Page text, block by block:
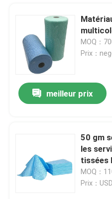
MOQ：
Prix：
meilleur prix
50 gm
les
tissées
MOQ：
Prix：